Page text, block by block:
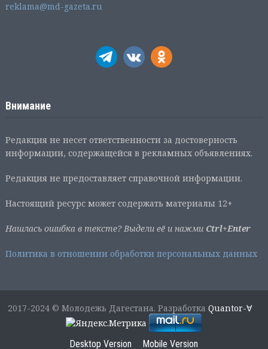
reklama@md-gazeta.ru
Внимание
Редакция не несет ответственности за достоверность
информации, содержащейся в рекламных объявлениях.
Редакция не предоставляет справочной информации.
Настоящий ресурс может содержать материалы 12+
Нашлась ошибка в тексте? Выдели её и нажми Ctrl+Enter
Политика в отношении обработки персональных данных
2017-2024 © Молодежь Дагестана. РазработкаQuantor-∀
Desktop Version Mobile Version